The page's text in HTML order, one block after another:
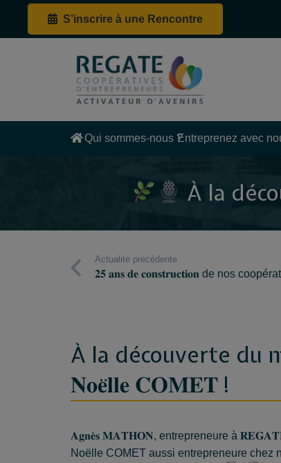
S’inscrire à une Rencontre
Qui sommes-nous ?Entreprenez avec
À la
Actualité précédente
𝟐𝟓 𝐚𝐧𝐬 𝐝𝐞 𝐜𝐨𝐧𝐬𝐭𝐫𝐮𝐜𝐭𝐢𝐨𝐧 de nos
À la découverte du
𝐍𝐨𝐞̈𝐥𝐥𝐞 𝐂𝐎𝐌𝐄𝐓 !
𝐀𝐠𝐧𝐞̀𝐬 𝐌𝐀𝐓𝐇𝐎𝐍, entrepreneure à
Noëlle COMET aussi entrepreneure